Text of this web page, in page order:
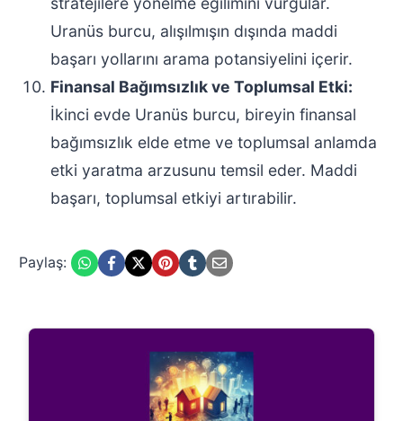
Uranüs burcu, alışılmışın dışında maddi
başarı yollarını arama potansiyelini içerir.
Finansal Bağımsızlık ve Toplumsal Etki:
İkinci evde Uranüs burcu, bireyin finansal
bağımsızlık elde etme ve toplumsal anlamda
etki yaratma arzusunu temsil eder. Maddi
başarı, toplumsal etkiyi artırabilir.
Paylaş: